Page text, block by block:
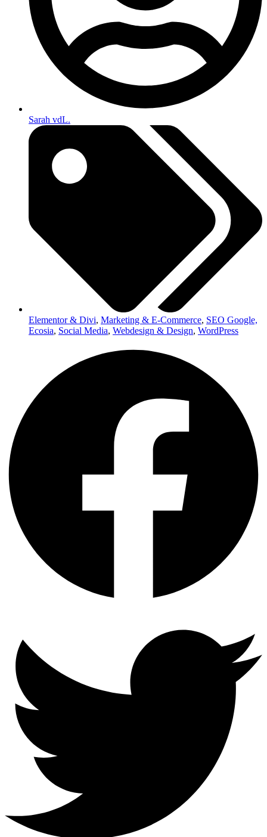
Sarah vdL.
Elementor & Divi, Marketing & E-Commerce, SEO Google,
Ecosia, Social Media, Webdesign & Design, WordPress